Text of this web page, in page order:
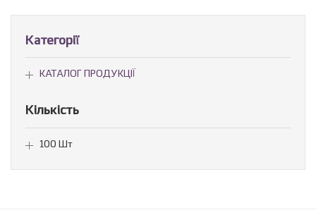
Кількість
100 Шт
Категорії
КАТАЛОГ ПРОДУКЦІЇ